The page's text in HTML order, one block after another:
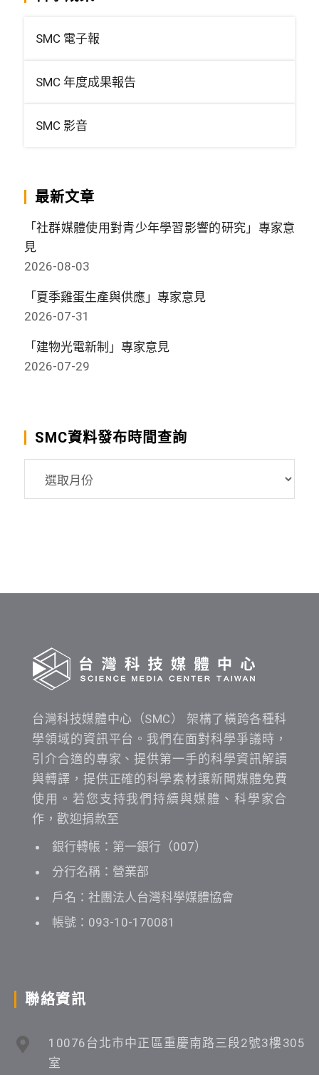
SMC 電子報
SMC 年度成果報告
SMC 影音
最新文章
「社群媒體使用對青少年學習影響的研究」專家意
見
2026-08-03
「夏季雞蛋生產與供應」專家意見
2026-07-31
「建物光電新制」專家意見
2026-07-29
SMC資料發布時間查詢
台灣科技媒體中心（SMC） 架構了橫跨各種科
學領域的資訊平台。我們在面對科學爭議時，
引介合適的專家、提供第一手的科學資訊解讀
與轉譯，提供正確的科學素材讓新聞媒體免費
使用。若您支持我們持續與媒體、科學家合
作，歡迎捐款至
銀行轉帳：第一銀行（007）
分行名稱：營業部
戶名：社團法人台灣科學媒體協會
帳號：093-10-170081
聯絡資訊
10076台北市中正區重慶南路三段2號3樓305
室